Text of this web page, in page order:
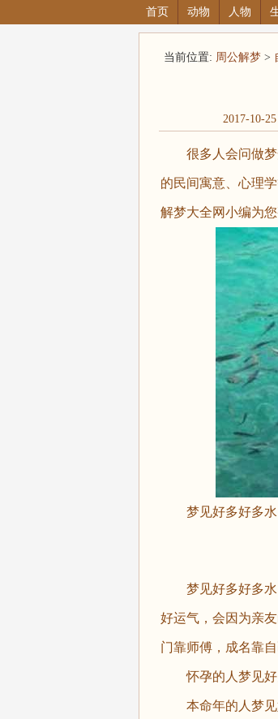
首页 动物 人物
当前位置: 周公解梦>
2017-10-
很多人会问做梦
的民间寓意、心理
解梦大全网小编为
梦见好多好多水
梦见好多好多水
好运气，会因为亲
门靠师傅，成名靠
怀孕的人梦见好
本命年的人梦见